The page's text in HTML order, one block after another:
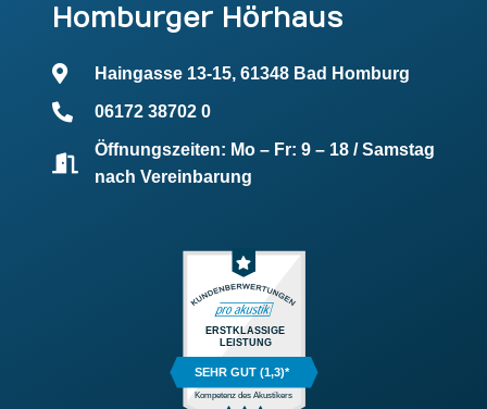
Homburger Hörhaus
Haingasse 13-15, 61348 Bad Homburg
06172 38702 0
Öffnungszeiten: Mo – Fr: 9 – 18 / Samstag
nach Vereinbarung
ERSTKLASSIGE
LEISTUNG
SEHR GUT (1,3)*
Kompetenz des Akustikers